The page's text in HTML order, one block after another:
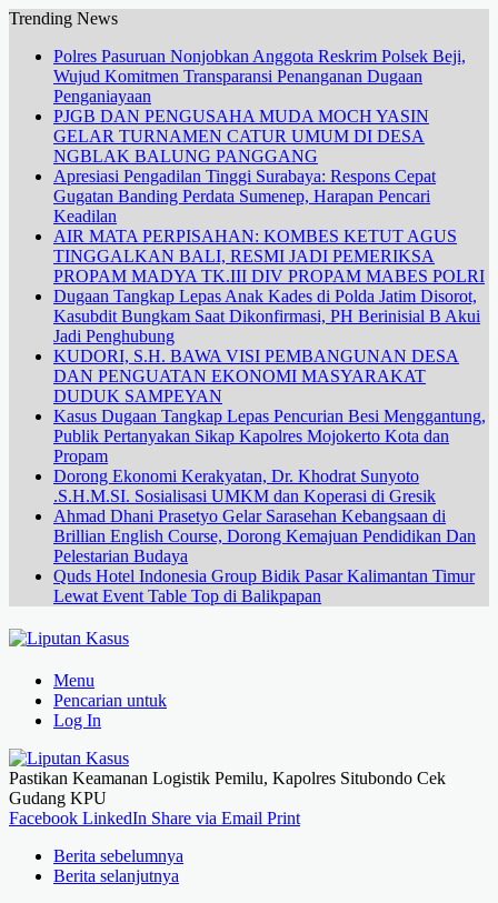
Trending News
Polres Pasuruan Nonjobkan Anggota Reskrim Polsek Beji,
Wujud Komitmen Transparansi Penanganan Dugaan
Penganiayaan
PJGB DAN PENGUSAHA MUDA MOCH YASIN
GELAR TURNAMEN CATUR UMUM DI DESA
NGBLAK BALUNG PANGGANG
Apresiasi Pengadilan Tinggi Surabaya: Respons Cepat
Gugatan Banding Perdata Sumenep, Harapan Pencari
Keadilan
AIR MATA PERPISAHAN: KOMBES KETUT AGUS
TINGGALKAN BALI, RESMI JADI PEMERIKSA
PROPAM MADYA TK.III DIV PROPAM MABES POLRI
Dugaan Tangkap Lepas Anak Kades di Polda Jatim Disorot,
Kasubdit Bungkam Saat Dikonfirmasi, PH Berinisial B Akui
Jadi Penghubung
KUDORI, S.H. BAWA VISI PEMBANGUNAN DESA
DAN PENGUATAN EKONOMI MASYARAKAT
DUDUK SAMPEYAN
Kasus Dugaan Tangkap Lepas Pencurian Besi Menggantung,
Publik Pertanyakan Sikap Kapolres Mojokerto Kota dan
Propam
Dorong Ekonomi Kerakyatan, Dr. Khodrat Sunyoto
.S.H.M.SI. Sosialisasi UMKM dan Koperasi di Gresik
Ahmad Dhani Prasetyo Gelar Sarasehan Kebangsaan di
Brillian English Course, Dorong Kemajuan Pendidikan Dan
Pelestarian Budaya
Quds Hotel Indonesia Group Bidik Pasar Kalimantan Timur
Lewat Event Table Top di Balikpapan
Menu
Pencarian untuk
Log In
Pastikan Keamanan Logistik Pemilu, Kapolres Situbondo Cek
Gudang KPU
Facebook LinkedIn Share via Email Print
Berita sebelumnya
Berita selanjutnya